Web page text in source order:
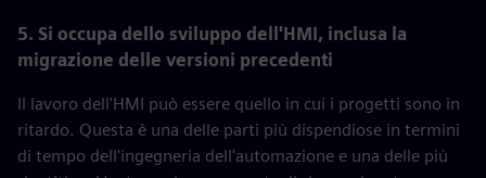
5. Si occupa dello sviluppo dell'HMI, inclusa la
migrazione delle versioni precedenti
Il lavoro dell'HMI può essere quello in cui i progetti sono in
ritardo. Questa è una delle parti più dispendiose in termini
di tempo dell'ingegneria dell'automazione e una delle più